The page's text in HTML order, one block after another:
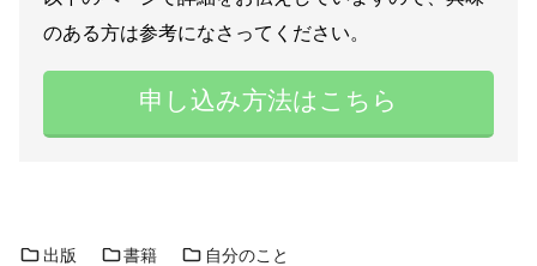
のある方は参考になさってください。
申し込み方法はこちら
出版 書籍 自分のこと